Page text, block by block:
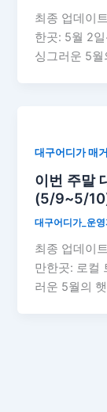
최종 업데이
한곳: 5월 2
싱그러운 5월
대구어디가 매
이번 주말
(5/9~5/
대구어디가_운
최종 업데이
만한곳: 로컬
러운 5월의